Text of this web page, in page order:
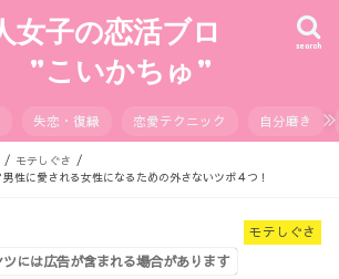
女子の恋活ブロ
”こいかちゅ”
search
失恋・復縁 恋愛テクニック 自分磨き
モテしぐさ
性に愛される女性になるための外さないツボ４つ！
モテしぐさ
には広告が含まれる場合があります